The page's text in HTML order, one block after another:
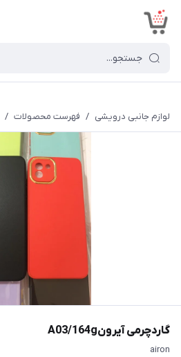
لوازم جانبی درویشی / فهرست محصولات /
گاردچرمی آیرونA03/164g
airon